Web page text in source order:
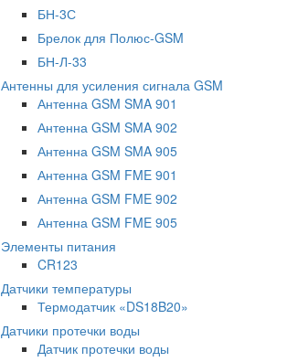
БН-3С
Брелок для Полюс-GSM
БН-Л-33
Антенны для усиления сигнала GSM
Антенна GSM SMA 901
Антенна GSM SMA 902
Антенна GSM SMA 905
Антенна GSM FME 901
Антенна GSM FME 902
Антенна GSM FME 905
Элементы питания
CR123
Датчики температуры
Термодатчик «DS18B20»
Датчики протечки воды
Датчик протечки воды